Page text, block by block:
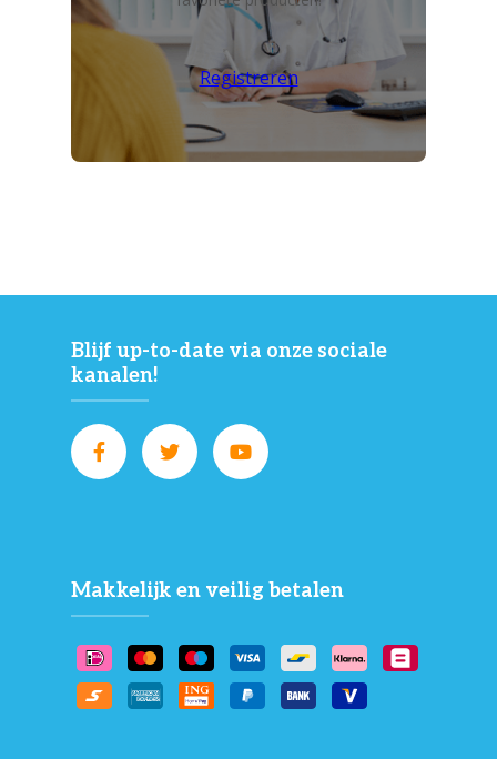
Registreren
Blijf up-to-date via onze sociale
kanalen!
Makkelijk en veilig betalen